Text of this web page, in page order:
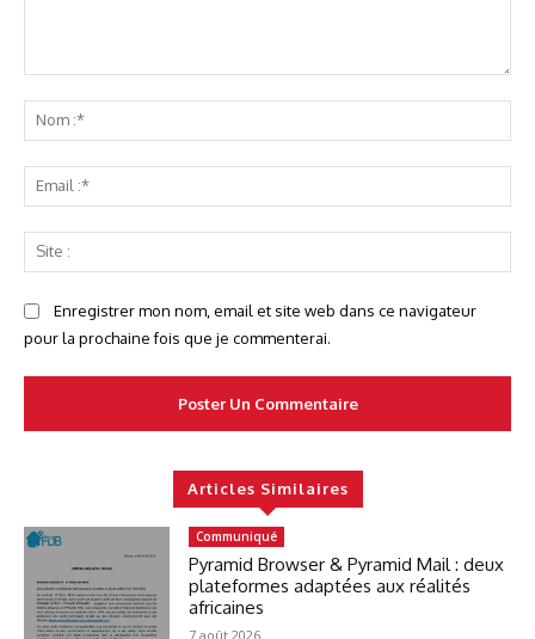
:*
:*
:
Enregistrer mon nom, email et site web dans ce navigateur
pour la prochaine fois que je commenterai.
Articles Similaires
Communiqué
Pyramid Browser & Pyramid Mail : deux
plateformes adaptées aux réalités
africaines
7 août 2026